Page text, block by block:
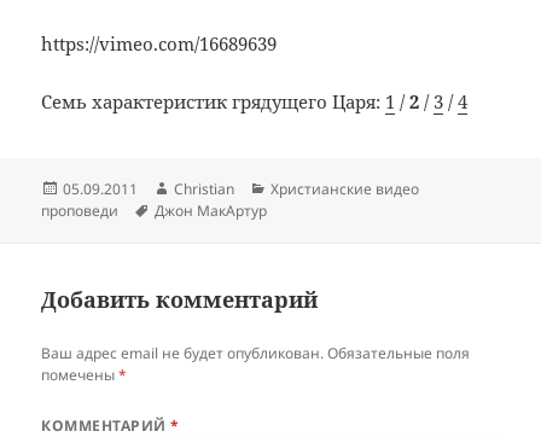
https://vimeo.com/16689639
Семь характеристик грядущего Царя: 1 /2 / 3 /4
Опубликовано
05.09.2011 Автор
Christian Рубрики
Христианские видео
проповеди
Метки
Джон МакАртур
Добавить комментарий
Ваш адрес email не будет опубликован. Обязательные поля
помечены*
КОММЕНТАРИЙ*